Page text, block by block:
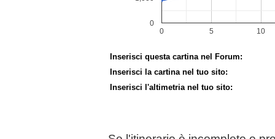
Inserisci questa cartina nel Forum:
Inserisci la cartina nel tuo sito:
Inserisci l'altimetria nel tuo sito: